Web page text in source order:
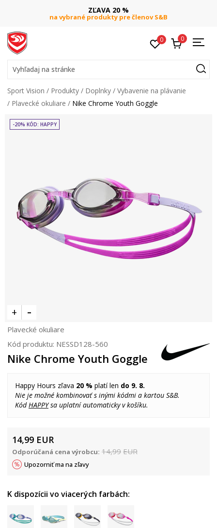
ZĽAVA 20 %
na vybrané produkty pre členov S&B
0 0
Vyhľadaj na stránke
Sport Vision Produkty Doplnky
Vybavenie na plávanie
Plavecké okuliare
Nike Chrome Youth Goggle
-20% KÓD: HAPPY
Plavecké okuliare
Kód produktu: NESSD128-560
Nike Chrome Youth Goggle
Happy Hours zľava 20 % platí len do 9. 8.
Nie je možné kombinovať s inými kódmi a kartou S&B.
KódHAPPYsa uplatní automaticky v košíku.
14,99 EUR
Odporúčaná cena výrobcu: 14,99 EUR
Upozorniť ma na zľavy
K dispozícii vo viacerých farbách: